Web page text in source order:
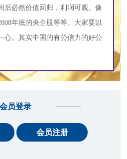
后必然价值回归，利润可观。像
年底的央企股等等。大家要以
心。其实中国的有公信力的好公
会员登录
会员注册